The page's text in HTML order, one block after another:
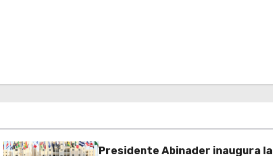
Presidente Abinader inaugura la